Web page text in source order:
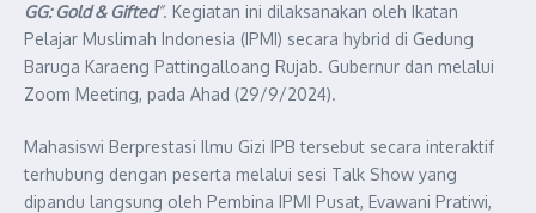
GG: Gold & Gifted”. Kegiatan ini dilaksanakan oleh Ikatan
Pelajar Muslimah Indonesia (IPMI) secara hybrid di Gedung
Baruga Karaeng Pattingalloang Rujab. Gubernur dan melalui
Zoom Meeting, pada Ahad (29/9/2024).
Mahasiswi Berprestasi Ilmu Gizi IPB tersebut secara interaktif
terhubung dengan peserta melalui sesi Talk Show yang
dipandu langsung oleh Pembina IPMI Pusat, Evawani Pratiwi,